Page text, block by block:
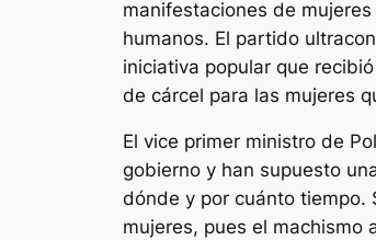
manifestaciones de mujeres
humanos. El partido
iniciativa popular que
de cárcel para las mujeres
El vice primer ministro de
gobierno y han supuesto
dónde y por cuánto tiempo.
mujeres, pues el machismo